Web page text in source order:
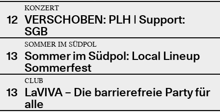
12
KONZERT
VERSCHOBEN: PLH | Support:
SGB
13
SOMMER IM SÜDPOL
Sommer im Südpol: Local Lineup
Sommerfest
13
CLUB
LaVIVA – Die barrierefreie Party für
alle